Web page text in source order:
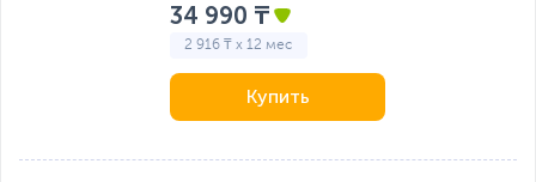
34 990 ₸
2 916 ₸ x 12 мес
Купить